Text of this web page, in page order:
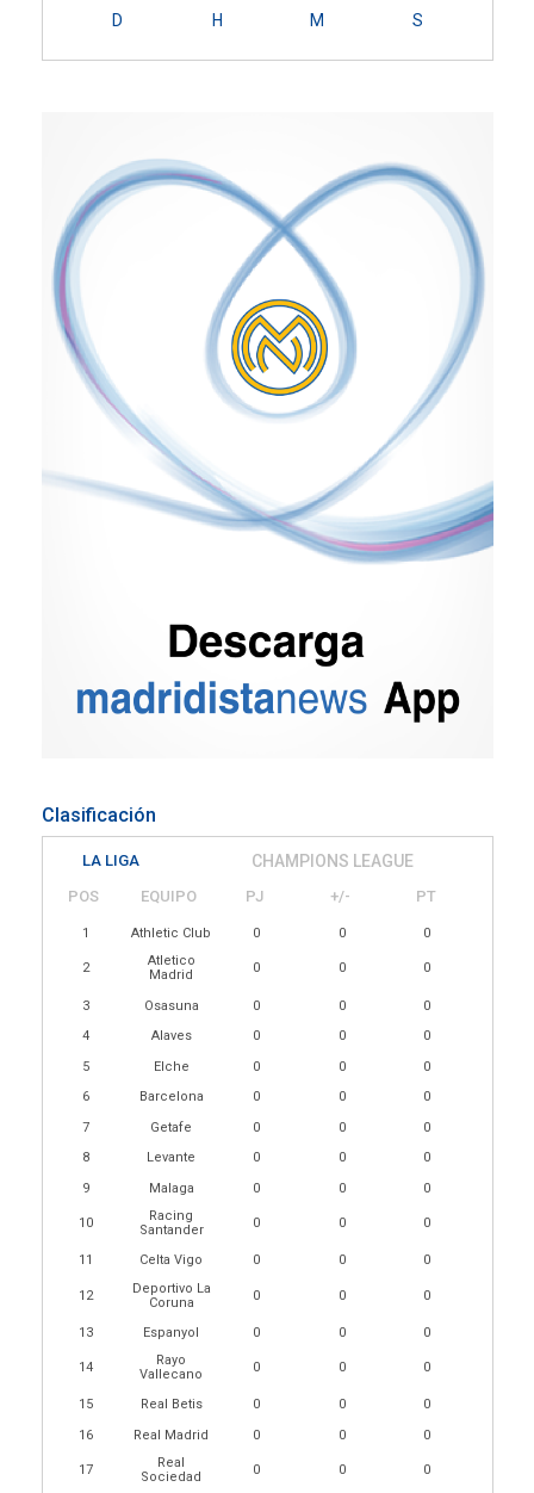
D H M S
Clasificación
LA LIGA CHAMPIONS LEAGUE
POS EQUIPO PJ +/- PT
1 Athletic Club 0 0 0
2
Atletico
Madrid
0 0 0
3 Osasuna 0 0
0
4
Alaves 0 0
0
5
Elche 0 0
0
6
Barcelona 0 0
0
7
Getafe 0 0
0
8
Levante 0 0
0
9
Malaga 0 0 0
10
Racing
Santander
0 0 0
11 Celta Vigo 0 0 0
12
Deportivo La
Coruna
0 0 0
13 Espanyol 0 0 0
14
Rayo
Vallecano
0 0 0
15 Real Betis 0 0
0
16
Real Madrid 0 0 0
17
Real
Sociedad
0 0 0